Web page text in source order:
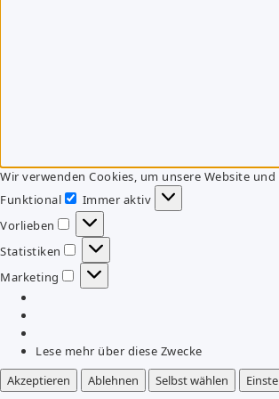
Wir verwenden Cookies, um unsere Website
Funktional
Funktional
Immer aktiv
Vorlieben
Vorlieben
Statistiken
Statistiken
Marketing
Marketing
Lese mehr über diese Zwecke
Akzeptieren
Ablehnen Selbst wählen